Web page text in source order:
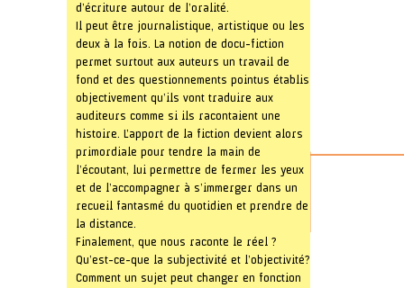
d’écriture autour de l’oralité.
Il peut être journalistique, artistique ou les
deux à la fois. La notion de docu-fiction
permet surtout aux auteurs un travail de
fond et des questionnements pointus établis
objectivement qu’ils vont traduire aux
auditeurs comme si ils racontaient une
histoire. L’apport de la fiction devient alors
primordiale pour tendre la main de
l’écoutant, lui permettre de fermer les yeux
et de l’accompagner à s’immerger dans un
recueil fantasmé du quotidien et prendre de
la distance.
Finalement, que nous raconte le réel ?
Qu’est-ce-que la subjectivité et l’objectivité?
Comment un sujet peut changer en fonction